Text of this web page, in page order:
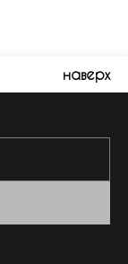
наверх